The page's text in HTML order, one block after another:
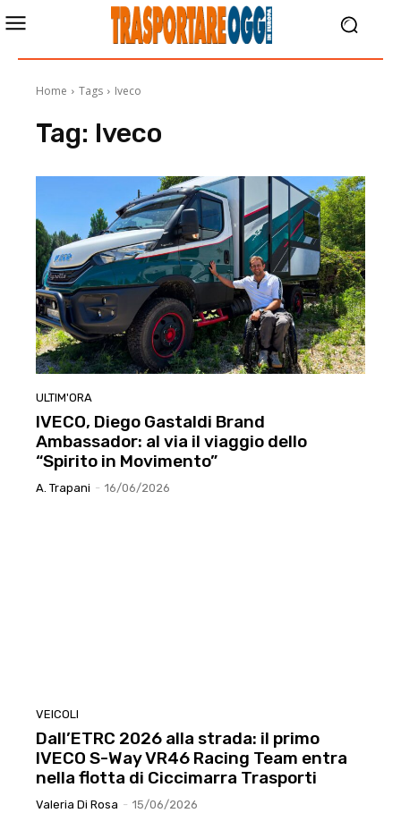
Home Tags Iveco
Tag: Iveco
ULTIM'ORA
IVECO, Diego Gastaldi Brand
Ambassador: al via il viaggio dello
“Spirito in Movimento”
A. Trapani - 16/06/2026
VEICOLI
Dall’ETRC 2026 alla strada: il primo
IVECO S-Way VR46 Racing Team entra
nella flotta di Ciccimarra Trasporti
Valeria Di Rosa - 15/06/2026